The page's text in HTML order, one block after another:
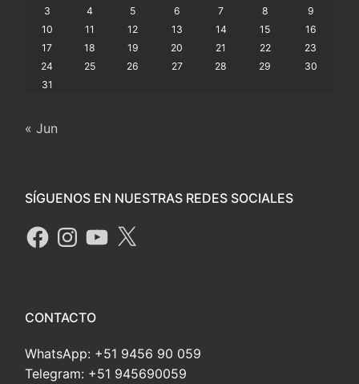
3
4 5 6 7 8
9
10
11 12 13 14 15
16
17
18 19 20 21 22
23
24
25 26 27 28 29
30
31
« Jun
SÍGUENOS EN NUESTRAS REDES SOCIALES
CONTACTO
WhatsApp: +51 9456 90 059
Telegram: +51 945690059